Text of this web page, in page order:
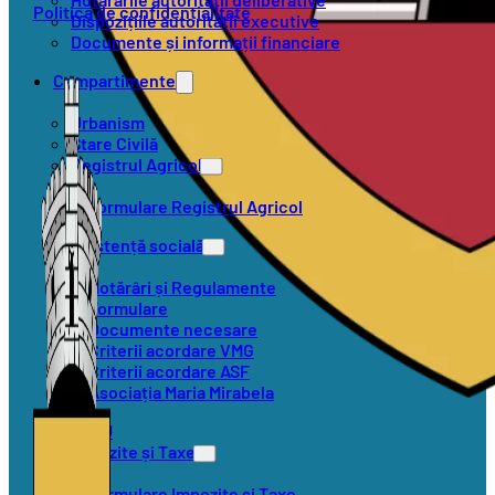
Dispozițiile autorității executive
Documente și informații financiare
Compartimente
Urbanism
Stare Civilă
Registrul Agricol
Formulare Registrul Agricol
Asistență socială
Hotărâri și Regulamente
Formulare
Documente necesare
Criterii acordare VMG
Criterii acordare ASF
Asociația Maria Mirabela
SVSU
Impozite și Taxe
Politica de confidențialitate